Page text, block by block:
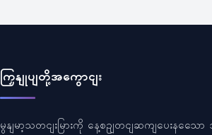
ကြှနျုပျတို့အကွောငျး
မွနျမာ့သတငျးမြားကို နေ့စဥျတငျဆကျပေးနသေ